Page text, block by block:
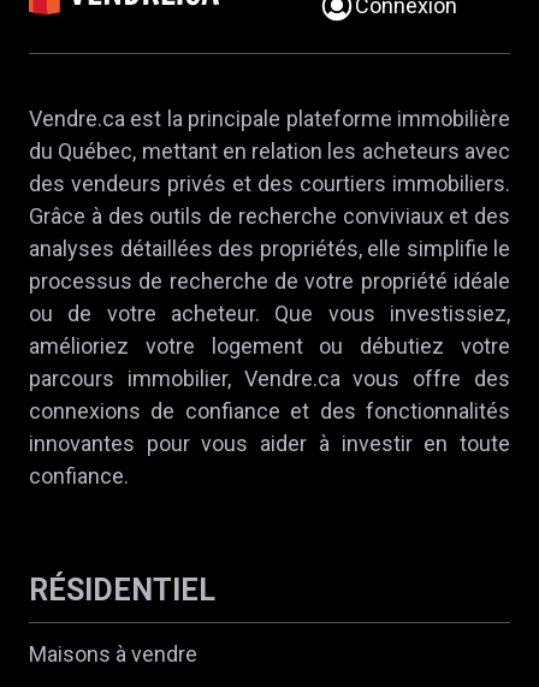
Connexion
Vendre.ca est la principale plateforme immobilière
du Québec, mettant en relation les acheteurs avec
des vendeurs privés et des courtiers immobiliers.
Grâce à des outils de recherche conviviaux et des
analyses détaillées des propriétés, elle simplifie le
processus de recherche de votre propriété idéale
ou de votre acheteur. Que vous investissiez,
amélioriez votre logement ou débutiez votre
parcours immobilier, Vendre.ca vous offre des
connexions de confiance et des fonctionnalités
innovantes pour vous aider à investir en toute
confiance.
RÉSIDENTIEL
Maisons à vendre